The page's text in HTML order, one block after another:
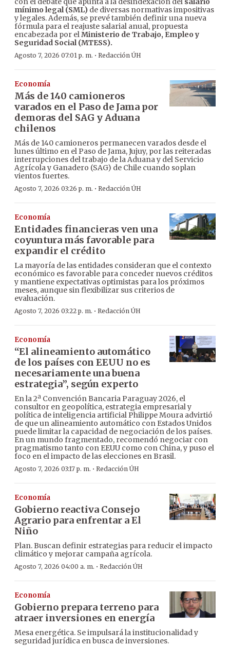
mínimo legal (SML) de diversas normativas impositivas
y legales. Además, se prevé también definir una nueva
fórmula para el reajuste salarial anual, propuesta
encabezada por elMinisterio de Trabajo, Empleo y
Seguridad Social (MTESS).
Agosto 7, 2026 07:01 p. m. · Redacción ÚH
Economía
Más de 140 camioneros
varados en el Paso de Jama por
demoras del SAG y Aduana
chilenos
Más de 140 camioneros permanecen varados desde el
lunes último en el Paso de Jama, Jujuy, por las reiteradas
interrupciones del trabajo de la Aduana y del Servicio
Agrícola y Ganadero (SAG) de Chile cuando soplan
vientos fuertes.
Agosto 7, 2026 03:26 p. m. · Redacción ÚH
Economía
Entidades financieras ven una
coyuntura más favorable para
expandir el crédito
La mayoría de las entidades consideran que el contexto
económico es favorable para conceder nuevos créditos
y mantiene expectativas optimistas para los próximos
meses, aunque sin flexibilizar sus criterios de
evaluación.
Agosto 7, 2026 03:22 p. m. · Redacción ÚH
Economía
“El alineamiento automático
de los países con EEUU no es
necesariamente una buena
estrategia”, según experto
En la 2ª Convención Bancaria Paraguay 2026, el
consultor en geopolítica, estrategia empresarial y
política de inteligencia artificial Philippe Moura advirtió
de que un alineamiento automático con Estados Unidos
puede limitar la capacidad de negociación de los países.
En un mundo fragmentado, recomendó negociar con
pragmatismo tanto con EEUU como con China, y puso el
foco en el impacto de las elecciones en Brasil.
Agosto 7, 2026 03:17 p. m. · Redacción ÚH
Economía
Gobierno reactiva Consejo
Agrario para enfrentar a El
Niño
Plan. Buscan definir estrategias para reducir el impacto
climático y mejorar campaña agrícola.
Agosto 7, 2026 04:00 a. m. · Redacción ÚH
Economía
Gobierno prepara terreno para
atraer inversiones en energía
Mesa energética. Se impulsará la institucionalidad y
seguridad jurídica en busca de inversiones.